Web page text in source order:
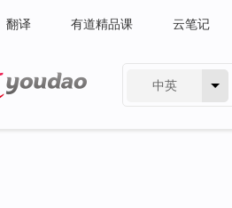
翻译 有道精品课 云笔记
中英